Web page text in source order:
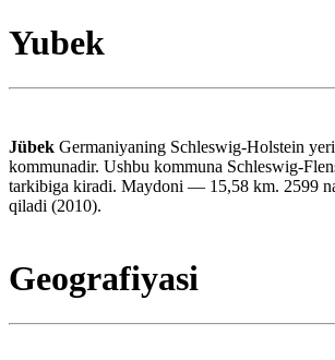
Yubek
Jübek Germaniyaning Schleswig-Holstein
kommunadir. Ushbu kommuna Schleswig-
tarkibiga kiradi. Maydoni — 15,58 km. 2599
qiladi (2010).
Geografiyasi